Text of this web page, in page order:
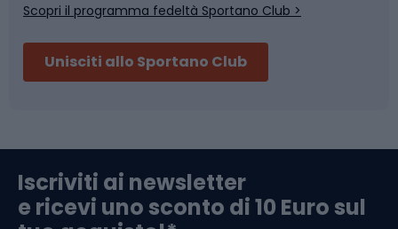
Abbigliamento da escursionismo
Componenti per biciclette
Arrampicata
Scopri il programma fedeltà Sportano Club >
Unisciti allo Sportano Club
Iscriviti ai newsletter
e ricevi uno sconto di 10 Euro sul